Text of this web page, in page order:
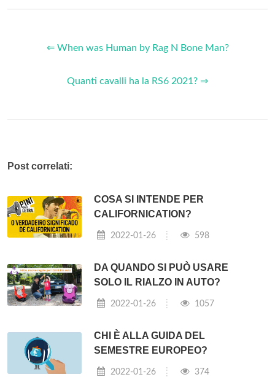
⇐ When was Human by Rag N Bone Man?
Quanti cavalli ha la RS6 2021? ⇒
Post correlati:
COSA SI INTENDE PER
CALIFORNICATION?
2022-01-26 598
DA QUANDO SI PUÒ USARE
SOLO IL RIALZO IN AUTO?
2022-01-26 1057
CHI È ALLA GUIDA DEL
SEMESTRE EUROPEO?
2022-01-26 374